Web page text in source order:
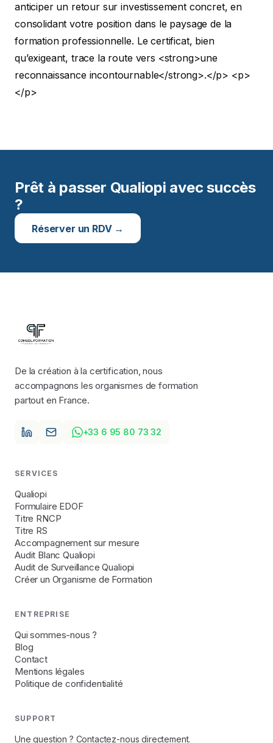
anticiper un retour sur investissement concret, en
consolidant votre position dans le paysage de la
formation professionnelle. Le certificat, bien
qu’exigeant, trace la route vers <strong>une
reconnaissance incontournable</strong>.</p> <p>
</p>
Prêt à passer Qualiopi avec succès
?
Réserver un RDV →
De la création à la certification, nous
accompagnons les organismes de formation
partout en France.
+33 6 95 80 73 32
SERVICES
Qualiopi
Formulaire EDOF
Titre RNCP
Titre RS
Accompagnement sur mesure
Audit Blanc Qualiopi
Audit de Surveillance Qualiopi
Créer un Organisme de Formation
ENTREPRISE
Qui sommes-nous ?
Blog
Contact
Mentions légales
Politique de confidentialité
SUPPORT
Une question ? Contactez-nous directement.